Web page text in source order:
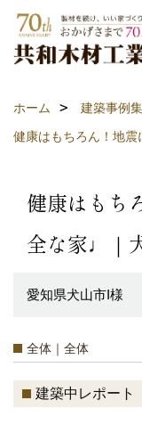
ホーム 建築事例集
健康はもちろん！地
健康はもち
全な家♩｜
愛知県犬山市I様
全体｜全体
建築中レポート